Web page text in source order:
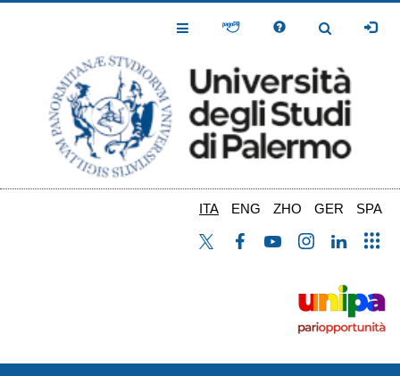
Toggle
Toggle
ITA ENG ZHO GER SPA